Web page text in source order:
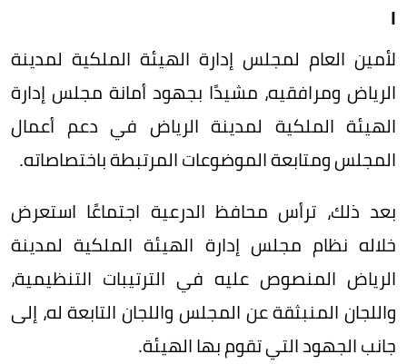
ا
لأمين العام لمجلس إدارة الهيئة الملكية لمدينة
الرياض ومرافقيه، مشيدًا بجهود أمانة مجلس إدارة
الهيئة الملكية لمدينة الرياض في دعم أعمال
المجلس ومتابعة الموضوعات المرتبطة باختصاصاته.
بعد ذلك، ترأس محافظ الدرعية اجتماعًا استعرض
خلاله نظام مجلس إدارة الهيئة الملكية لمدينة
الرياض المنصوص عليه في الترتيبات التنظيمية،
واللجان المنبثقة عن المجلس واللجان التابعة له، إلى
جانب الجهود التي تقوم بها الهيئة.